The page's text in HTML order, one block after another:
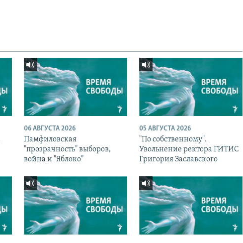
06 АВГУСТА 2026
Памфиловская
"прозрачность" выборов,
война и "Яблоко"
05 АВГУСТА 2026
"По собственному".
Увольнение ректора ГИТИС
Григория Заславского